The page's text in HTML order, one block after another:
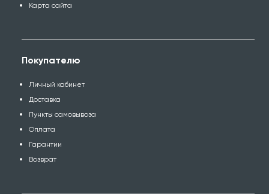
Карта сайта
Покупателю
Личный кабинет
Доставка
Пункты самовывоза
Оплата
Гарантии
Возврат